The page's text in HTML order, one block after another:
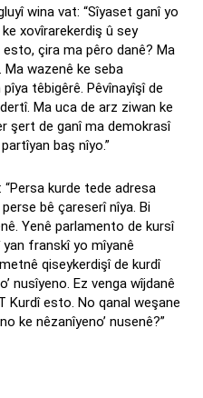
wina vat: “Sîyaset ganî yo
xovîrarekerdiş û sey
çira ma pêro danê? Ma
Ma wazenê ke seba
têbigêrê. Pêvînayîşî de
Ma uca de arz ziwan ke
şert de ganî ma demokrasî
baş nîyo.”
kurde tede adresa
bê çareserî nîya. Bi
Yenê parlamento de kursî
yan franskî yo mîyanê
qiseykerdişî de kurdî
nusîyeno. Ez venga wîjdanê
Kurdî esto. No qanal weşane
ke nêzanîyeno’ nusenê?”